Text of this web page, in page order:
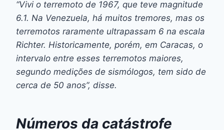
“Vivi o terremoto de 1967, que teve magnitude
6.1. Na Venezuela, há muitos tremores, mas os
terremotos raramente ultrapassam 6 na escala
Richter. Historicamente, porém, em Caracas, o
intervalo entre esses terremotos maiores,
segundo medições de sismólogos, tem sido de
cerca de 50 anos”, disse.
Números da catástrofe